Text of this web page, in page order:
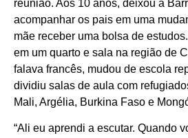
reunião. Aos 10 anos, deixou a
acompanhar os pais em uma
mãe receber uma bolsa de
em um quarto e sala na região de
falava francês, mudou de escola
dividiu salas de aula com
Mali, Argélia, Burkina Faso e
“Ali eu aprendi a escutar. Quando